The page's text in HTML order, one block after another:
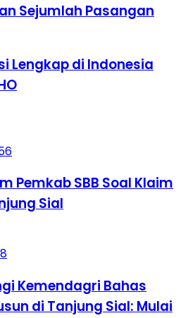
Sejumlah Pasangan
Lengkap di Indonesia
Pemkab SBB Soal Klaim
Sial
Kemendagri Bahas
di Tanjung Sial: Mulai